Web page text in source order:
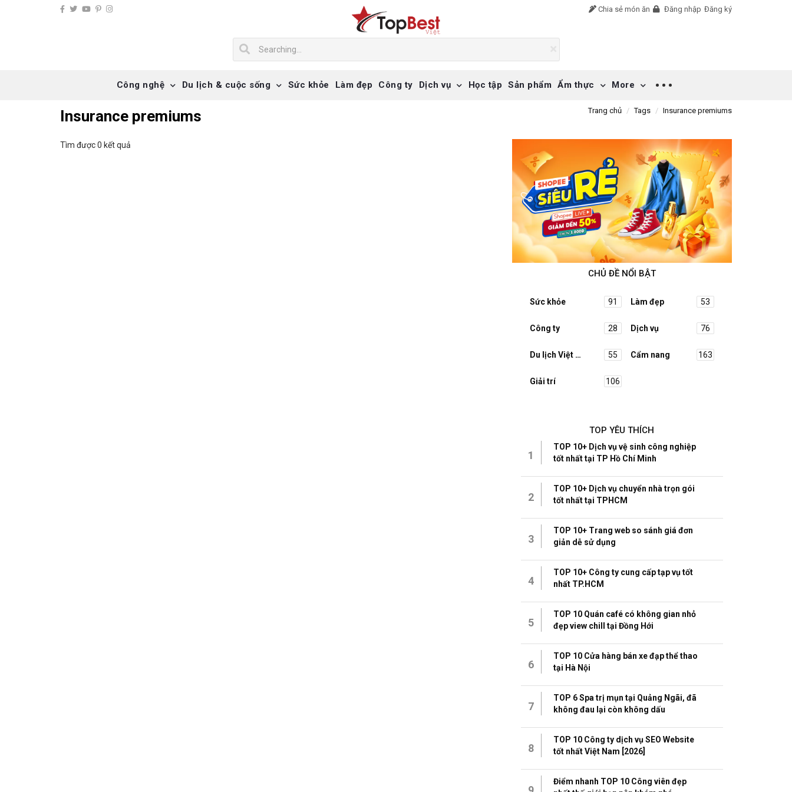
Chia sẻ món ăn Đăng nhập Đăng ký
Công nghệ Du lịch & cuộc sống Sức khỏe Làm đẹp Công ty Dịch vụ Học tập Sản phẩm Ẩm thực More
Insurance premiums Trang chủ Tags Insurance premiums
Tìm được 0 kết quả
CHỦ ĐỀ NỔI BẬT
Sức khỏe 91 Làm đẹp 53
Công ty 28 Dịch vụ 76
Du lịch Việt Nam 55 Cẩm nang 163
Giải trí 106
TOP YÊU THÍCH
1
TOP 10+ Dịch vụ vệ sinh công nghiệp
tốt nhất tại TP Hồ Chí Minh
2
TOP 10+ Dịch vụ chuyển nhà trọn gói
tốt nhất tại TPHCM
3
TOP 10+ Trang web so sánh giá đơn
giản dễ sử dụng
4
TOP 10+ Công ty cung cấp tạp vụ tốt
nhất TP.HCM
5
TOP 10 Quán café có không gian nhỏ
đẹp view chill tại Đồng Hới
6
TOP 10 Cửa hàng bán xe đạp thể thao
tại Hà Nội
7
TOP 6 Spa trị mụn tại Quảng Ngãi, đã
không đau lại còn không dấu
8
TOP 10 Công ty dịch vụ SEO Website
tốt nhất Việt Nam [2026]
Điểm nhanh TOP 10 Công viên đẹp